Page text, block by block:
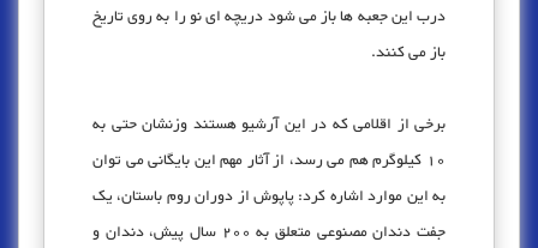
درب این جعبه ها باز می شود دریچه ای نو را به روی تاریخ
باز می کنند.
برخی از اقلامی که در این آرشیو هستند وزنشان حتی به
10 کیلوگرم هم می رسد، از آثار مهم این بایگانی می توان
به این موارد اشاره کرد: پاپوش از دوران روم باستان، یک
جفت دندان مصنوعی متعلق به 200 سال پیش، دندان و